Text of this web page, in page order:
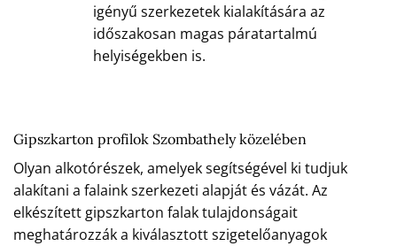
igényű szerkezetek kialakítására az
időszakosan magas páratartalmú
helyiségekben is.
Gipszkarton profilok Szombathely közelében
Olyan alkotórészek, amelyek segítségével ki tudjuk
alakítani a falaink szerkezeti alapját és vázát. Az
elkészített gipszkarton falak tulajdonságait
meghatározzák a kiválasztott szigetelőanyagok